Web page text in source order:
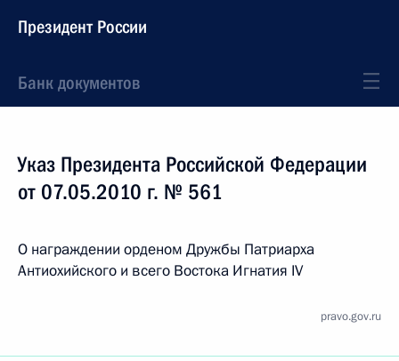
Президент России
Банк документов
Указ Президента Российской Федерации
от 07.05.2010 г. № 561
О награждении орденом Дружбы Патриарха
Антиохийского и всего Востока Игнатия IV
pravo.gov.ru